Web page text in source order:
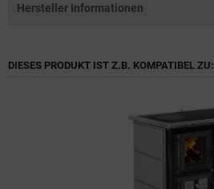
Hersteller Informationen
DIESES PRODUKT IST Z.B. KOMPATIBEL ZU: